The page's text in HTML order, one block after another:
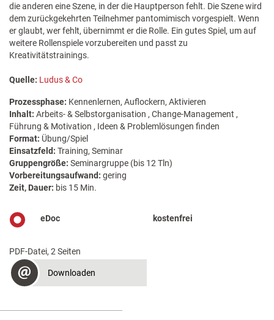
die anderen eine Szene, in der die Hauptperson fehlt. Die Szene wird
dem zurückgekehrten Teilnehmer pantomimisch vorgespielt. Wenn
er glaubt, wer fehlt, übernimmt er die Rolle. Ein gutes Spiel, um auf
weitere Rollenspiele vorzubereiten und passt zu
Kreativitätstrainings.
Quelle: Ludus & Co
Prozessphase: Kennenlernen, Auflockern, Aktivieren
Inhalt: Arbeits- & Selbstorganisation , Change-Management ,
Führung & Motivation , Ideen & Problemlösungen finden
Format: Übung/Spiel
Einsatzfeld: Training, Seminar
Gruppengröße: Seminargruppe (bis 12 Tln)
Vorbereitungsaufwand: gering
Zeit, Dauer: bis 15 Min.
eDoc kostenfrei
PDF-Datei, 2 Seiten
Downloaden